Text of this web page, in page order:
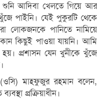
শুনি আদিবা খেলতে গিয়ে আর
পাইনি। যেই পুকুরটি থেকে
লোকজনকে পানিতে নামিয়ে
কিছুই পাওয়া যায়নি। আমি
প্রশাসন যেন খুনীকে খুঁজে
(ওসি) মাহফুজুর রহমান বলেন,
প্রক্রিয়াধীন।